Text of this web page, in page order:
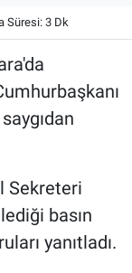
Süresi: 3 Dk
Sekreteri
basın
yanıtladı.